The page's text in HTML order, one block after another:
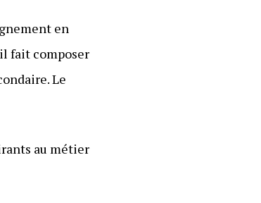
en
fait composer
Le
au métier